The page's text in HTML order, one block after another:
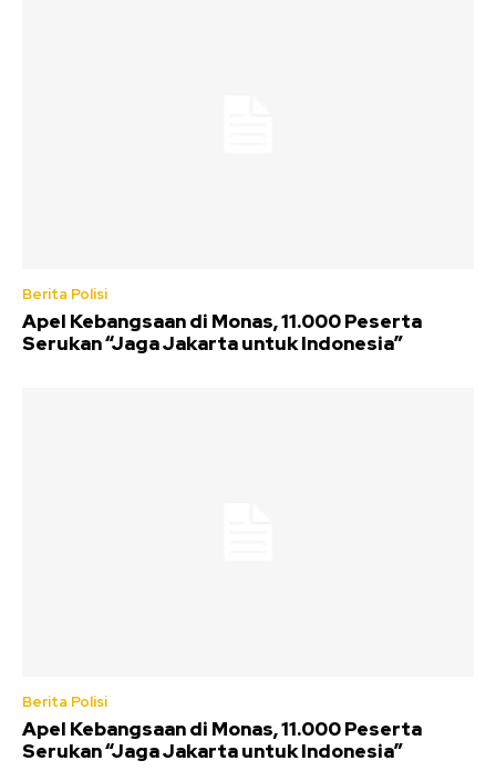
Berita Polisi
Apel Kebangsaan di Monas, 11.000 Peserta
Serukan “Jaga Jakarta untuk Indonesia”
Berita Polisi
Apel Kebangsaan di Monas, 11.000 Peserta
Serukan “Jaga Jakarta untuk Indonesia”